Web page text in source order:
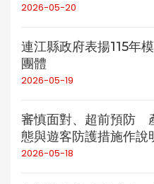
2026-05-20
連江縣政府表揚115年
團體
2026-05-19
審慎面對、超前預防
態與遊客防護措施作說
2026-05-18